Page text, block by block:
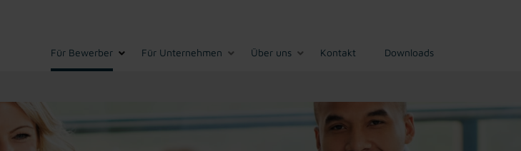
Für Bewerber Für Unternehmen Über uns Kontakt Downloads